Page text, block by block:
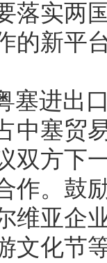
落实两
的新平
塞进出
中塞贸
双方下
作。鼓
维亚企
文化节